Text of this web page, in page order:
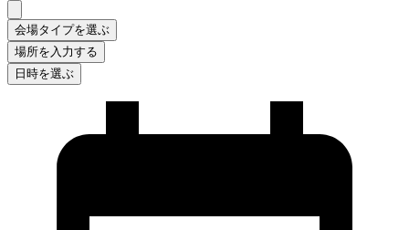
会場タイプを選ぶ
場所を入力する
日時を選ぶ